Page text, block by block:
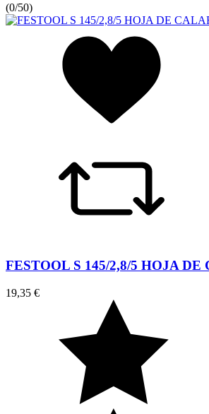
(0/50)
FESTOOL S 145/2,8/5 HOJA DE
19,35 €